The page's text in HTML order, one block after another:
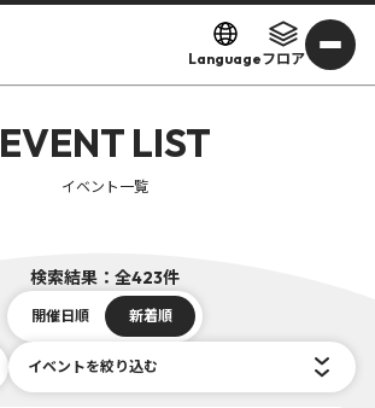
Languageフロア
EVENT LIST
イベント一覧
検索結果：全423件
開催日順 新着順
イベントを絞り込む